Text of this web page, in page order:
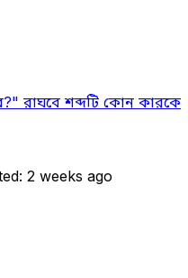
রাঘবে শব্দটি কোন কারকে
2 weeks ago